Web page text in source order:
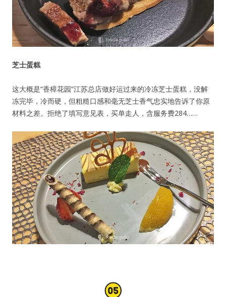
芝士蛋糕
这大概是“香樟花园”江苏总店做好运过来的冷冻芝士蛋糕，没解
冻完毕，冷而硬，但粗糙口感和毫无芝士香气忠实地告诉了你原
材料之差。拒绝了填写意见表，买单走人，含服务费284……